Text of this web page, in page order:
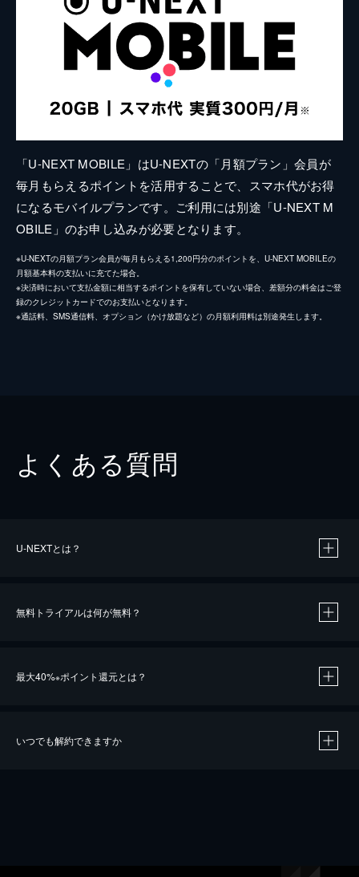
「U-NEXT MOBILE」はU-NEXTの「月額プラン」会員が
毎月もらえるポイントを活用することで、スマホ代がお得
になるモバイルプランです。ご利用には別途「U-NEXT M
OBILE」のお申し込みが必要となります。
※U-NEXTの月額プラン会員が毎月もらえる1,200円分のポイントを、U-NEXT MOBILEの
月額基本料の支払いに充てた場合。
※決済時において支払金額に相当するポイントを保有していない場合、差額分の料金はご登
録のクレジットカードでのお支払いとなります。
※通話料、SMS通信料、オプション（かけ放題など）の月額利用料は別途発生します。
よくある質問
U-NEXTとは？
無料トライアルは何が無料？
最大40%※ポイント還元とは？
いつでも解約できますか